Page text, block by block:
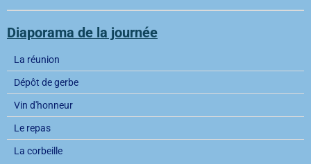
Diaporama de la journée
La réunion
Dépôt de gerbe
Vin d'honneur
Le repas
La corbeille